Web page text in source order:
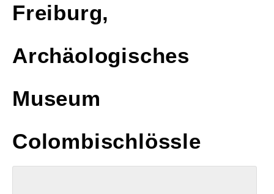
Freiburg,
Archäologisches
Museum
Colombischlössle